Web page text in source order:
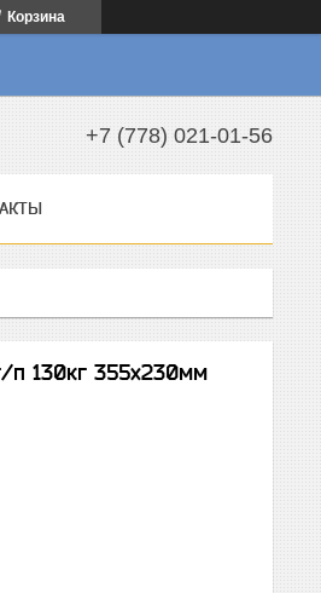
Корзина
+7 (778) 021-01-56
п 130кг 355х230мм